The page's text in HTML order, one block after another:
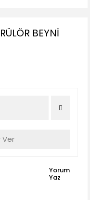
BEYNİ
Ver
Yorum
Yaz